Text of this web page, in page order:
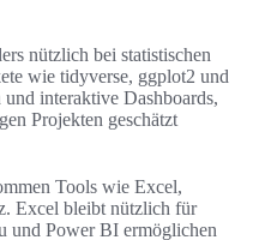
nützlich bei statistischen
wie tidyverse, ggplot2 und
interaktive Dashboards,
Projekten geschätzt
Tools wie Excel,
Excel bleibt nützlich für
und Power BI ermöglichen